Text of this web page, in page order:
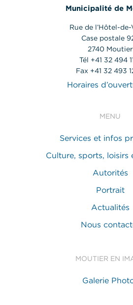
Municipalité de
Rue de l’Hôtel-de-
Case postale
2740 Moutier
Tél +41 32 494
Fax +41 32 493
Horaires
MENU
Services et infos
Culture, sports, loisirs
Autorités
Portrait
Actualités
Nous
MOUTIER EN
Galerie